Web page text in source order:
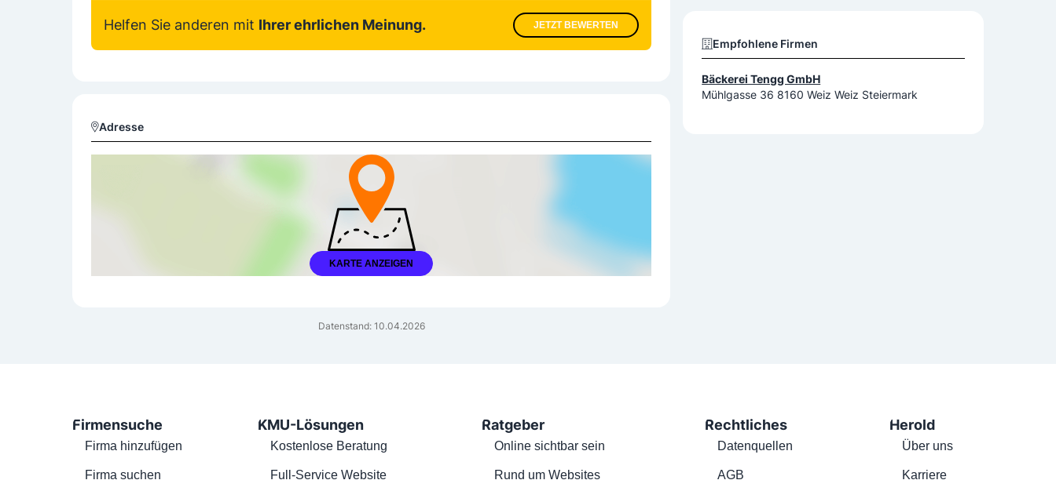
Helfen Sie anderen mit Ihrer ehrlichen Meinung. JETZT BEWERTEN
Adresse
KARTE ANZEIGEN
Datenstand: 10.04.2026
Empfohlene Firmen
Bäckerei Tengg GmbH
Mühlgasse 36 8160 Weiz Weiz Steiermark
Firmensuche
Firma hinzufügen
Firma suchen
KMU-Lösungen
Kostenlose Beratung
Full-Service Website
Ratgeber
Online sichtbar sein
Rund um Websites
Rechtliches
Datenquellen
AGB
Herold
Über uns
Karriere